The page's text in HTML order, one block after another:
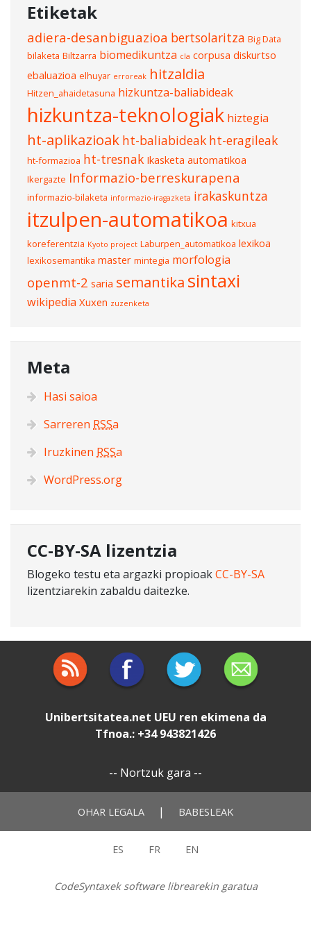
Etiketak
adiera-desanbiguazioa bertsolaritza Big Data
bilaketa Biltzarra biomedikuntza cla corpusa diskurtso
ebaluazioa elhuyar erroreak hitzaldia
Hitzen_ahaidetasuna hizkuntza-baliabideak
hizkuntza-teknologiak hiztegia
ht-aplikazioak ht-baliabideak ht-eragileak
ht-formazioa ht-tresnak Ikasketa automatikoa
Ikergazte Informazio-berreskurapena
informazio-bilaketa informazio-iragazketa irakaskuntza
itzulpen-automatikoa kitxua
koreferentzia Kyoto project Laburpen_automatikoa lexikoa
lexikosemantika master mintegia morfologia
openmt-2 saria semantika sintaxi
wikipedia Xuxen zuzenketa
Meta
Hasi saioa
Sarreren RSSa
Iruzkinen RSSa
WordPress.org
CC-BY-SA lizentzia
Blogeko testu eta argazki propioakCC-BY-SA
lizentziarekin zabaldu daitezke.
Unibertsitatea.net UEU ren ekimena da
Tfnoa.: +34 943821426
-- Nortzuk gara --
OHAR LEGALA | BABESLEAK
ES FR EN
CodeSyntaxek software librearekin garatua